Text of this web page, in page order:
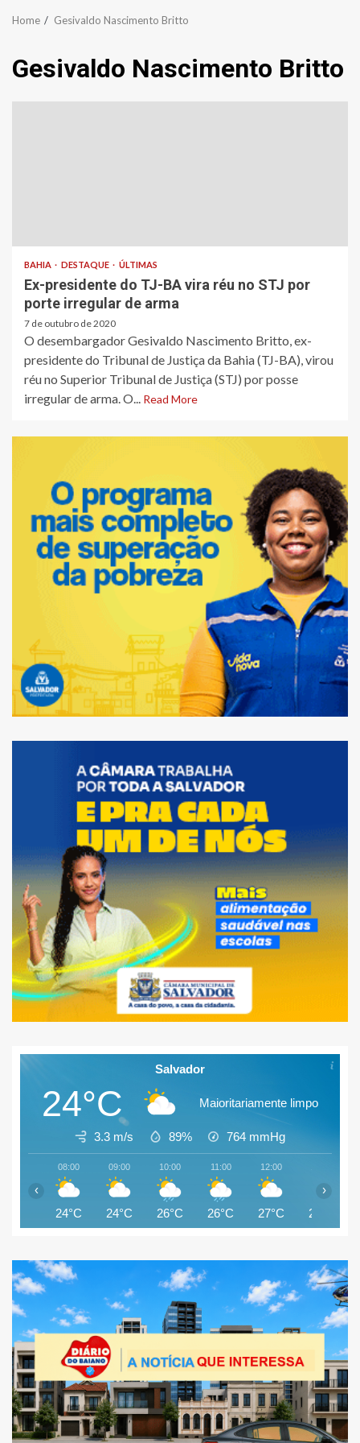
Home Gesivaldo Nascimento Britto
Gesivaldo Nascimento Britto
BAHIA DESTAQUE ÚLTIMAS
Ex-presidente do TJ-BA vira réu no STJ por
porte irregular de arma
7 de outubro de 2020
O desembargador Gesivaldo Nascimento Britto, ex-
presidente do Tribunal de Justiça da Bahia (TJ-BA), virou
réu no Superior Tribunal de Justiça (STJ) por posse
irregular de arma. O... Read More
Salvador
24°C Maioritariamente limpo
3.3 m/s 89% 764 mmHg
08:00
24°C
09:00
24°C
10:00
26°C
11:00
26°C
12:00
27°C 26°C
‹ ›